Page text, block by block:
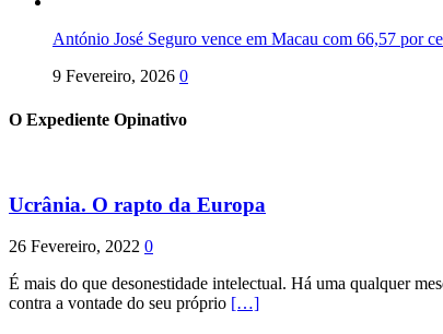
António José Seguro vence em Macau com 66,57 por
9 Fevereiro, 2026 0
O Expediente Opinativo
Ucrânia. O rapto da Europa
26 Fevereiro, 2022 0
É mais do que desonestidade intelectual. Há uma qualquer
contra a vontade do seu próprio […]